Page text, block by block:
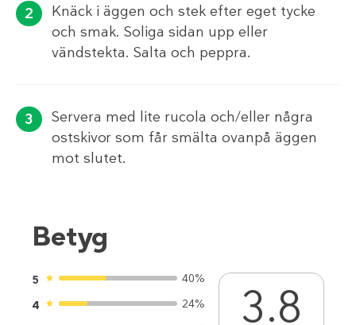
Knäck i äggen och stek efter eget tycke
och smak. Soliga sidan upp eller
vändstekta. Salta och peppra.
Servera med lite rucola och/eller några
ostskivor som får smälta ovanpå äggen
mot slutet.
Betyg
5
40%
4
24%
3.8